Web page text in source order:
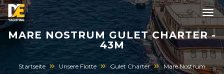
MARE NOSTRUM GULET CHARTER -
43M
Startseite Unsere Flotte Gulet Charter Mare Nostrum